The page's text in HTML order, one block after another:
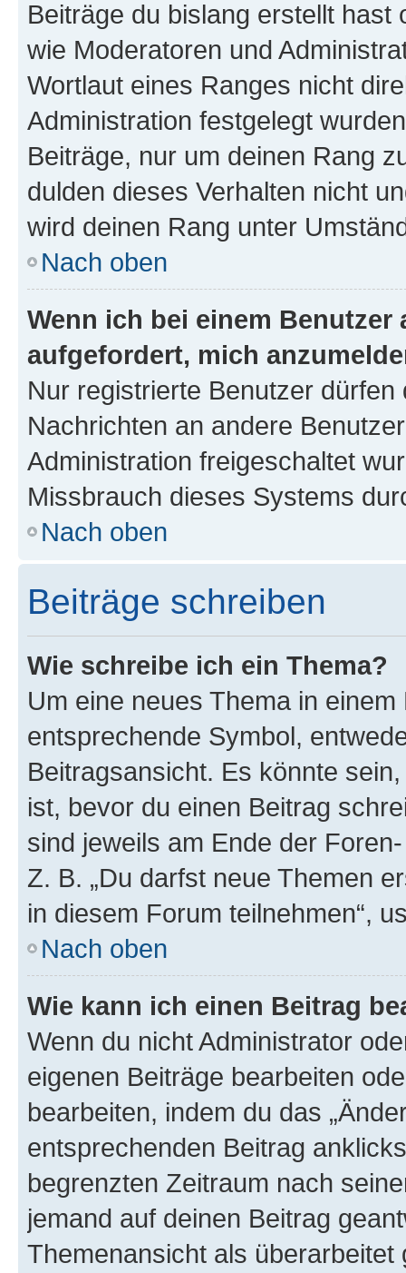
Beiträge du bislang erstellt
wie Moderatoren und
Wortlaut eines Ranges nicht
Administration festgelegt
Beiträge, nur um deinen Rang
dulden dieses Verhalten nicht
wird deinen Rang unter
Nach oben
Wenn ich bei einem
aufgefordert, mich
Nur registrierte Benutzer
Nachrichten an andere
Administration freigeschaltet
Missbrauch dieses Systems
Nach oben
Beiträge schreiben
Wie schreibe ich ein Thema?
Um eine neues Thema in
entsprechende Symbol,
Beitragsansicht. Es könnte
ist, bevor du einen Beitrag
sind jeweils am Ende der
Z. B. „Du darfst neue Themen
in diesem Forum teilnehmen“,
Nach oben
Wie kann ich einen Beitrag
Wenn du nicht Administrator
eigenen Beiträge bearbeiten
bearbeiten, indem du das
entsprechenden Beitrag
begrenzten Zeitraum nach
jemand auf deinen Beitrag
Themenansicht als